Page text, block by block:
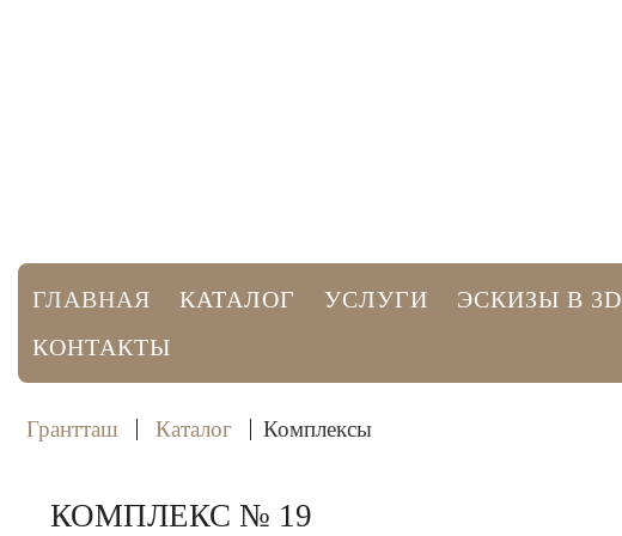
ГЛАВНАЯ КАТАЛОГ УСЛУГИ ЭСКИЗЫ В 3D
КОНТАКТЫ
Грантташ Каталог Комплексы
КОМПЛЕКС № 19